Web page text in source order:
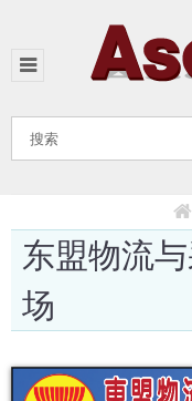
东盟物流
场